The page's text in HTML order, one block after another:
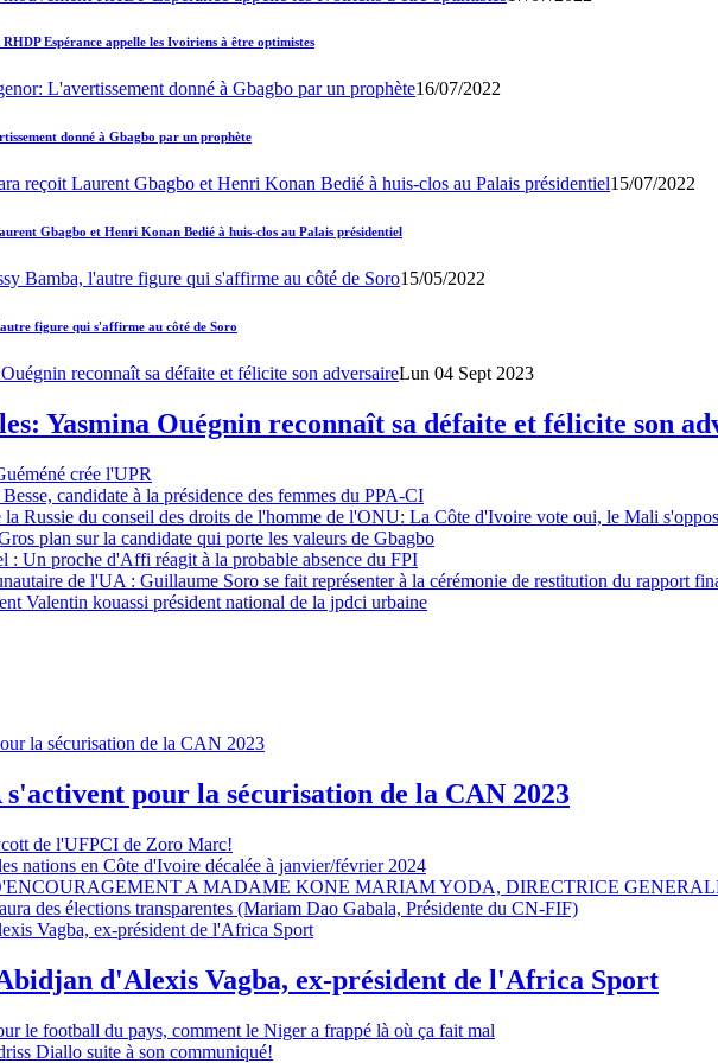
Espérance appelle les Ivoiriens à être optimistes
16/07/2022
donné à Gbagbo par un prophète
15/07/2022
Gbagbo et Henri Konan Bedié à huis-clos au Palais présidentiel
15/05/2022
figure qui s'affirme au côté de Soro
Lun 04 Sept 2023
Yasmina Ouégnin reconnaît sa défaite et félicite son
crée l'UPR
candidate à la présidence des femmes du PPA-CI
Russie du conseil des droits de l'homme de l'ONU: La Côte d'Ivoire vote oui, le Mali
plan sur la candidate qui porte les valeurs de Gbagbo
: Un proche d'Affi réagit à la probable absence du FPI
de l'UA : Guillaume Soro se fait représenter à la cérémonie de restitution du rapport
Valentin kouassi président national de la jpdci urbaine
pour la sécurisation de la CAN 2023
de l'UFPCI de Zoro Marc!
nations en Côte d'Ivoire décalée à janvier/février 2024
A MADAME KONE MARIAM YODA, DIRECTRICE
des élections transparentes (Mariam Dao Gabala, Présidente du CN-FIF)
d'Alexis Vagba, ex-président de l'Africa Sport
le football du pays, comment le Niger a frappé là où ça fait mal
Diallo suite à son communiqué!